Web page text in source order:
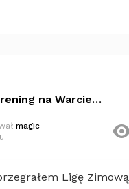
na Warcie…
magic
Ligę Zimową